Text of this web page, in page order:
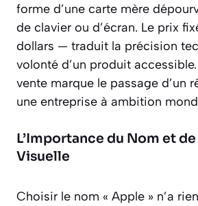
forme d’une carte mère
de clavier ou d’écran. Le prix
dollars — traduit la précision
volonté d’un produit
vente marque le passage d’un
une entreprise à ambition
L’Importance du Nom et
Visuelle
Choisir le nom « Apple » n’a